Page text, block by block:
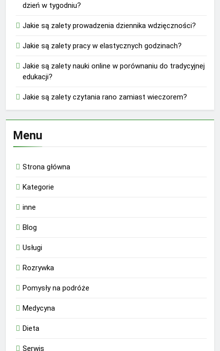
dzień w tygodniu?
Jakie są zalety prowadzenia dziennika wdzięczności?
Jakie są zalety pracy w elastycznych godzinach?
Jakie są zalety nauki online w porównaniu do tradycyjnej
edukacji?
Jakie są zalety czytania rano zamiast wieczorem?
Menu
Strona główna
Kategorie
inne
Blog
Usługi
Rozrywka
Pomysły na podróże
Medycyna
Dieta
Serwis